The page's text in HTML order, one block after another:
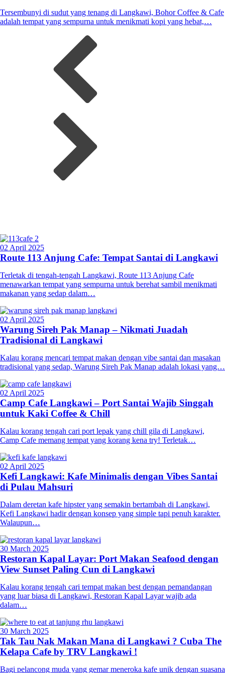
Tersembunyi di sudut yang tenang di Langkawi, Bohor Coffee & Cafe
adalah tempat yang sempurna untuk menikmati kopi yang hebat,…
02 April 2025
Route 113 Anjung Cafe: Tempat Santai di Langkawi
Terletak di tengah-tengah Langkawi, Route 113 Anjung Cafe
menawarkan tempat yang sempurna untuk berehat sambil menikmati
makanan yang sedap dalam…
02 April 2025
Warung Sireh Pak Manap – Nikmati Juadah
Tradisional di Langkawi
Kalau korang mencari tempat makan dengan vibe santai dan masakan
tradisional yang sedap, Warung Sireh Pak Manap adalah lokasi yang…
02 April 2025
Camp Cafe Langkawi – Port Santai Wajib Singgah
untuk Kaki Coffee & Chill
Kalau korang tengah cari port lepak yang chill gila di Langkawi,
Camp Cafe memang tempat yang korang kena try! Terletak…
02 April 2025
Kefi Langkawi: Kafe Minimalis dengan Vibes Santai
di Pulau Mahsuri
Dalam deretan kafe hipster yang semakin bertambah di Langkawi,
Kefi Langkawi hadir dengan konsep yang simple tapi penuh karakter.
Walaupun…
30 March 2025
Restoran Kapal Layar: Port Makan Seafood dengan
View Sunset Paling Cun di Langkawi
Kalau korang tengah cari tempat makan best dengan pemandangan
yang luar biasa di Langkawi, Restoran Kapal Layar wajib ada
dalam…
30 March 2025
Tak Tau Nak Makan Mana di Langkawi ? Cuba The
Kelapa Cafe by TRV Langkawi !
Bagi pelancong muda yang gemar meneroka kafe unik dengan suasana